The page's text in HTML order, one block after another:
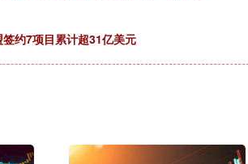
约7项目累计超31亿美元